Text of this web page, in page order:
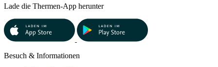
Lade die Thermen-App herunter
Besuch & Informationen